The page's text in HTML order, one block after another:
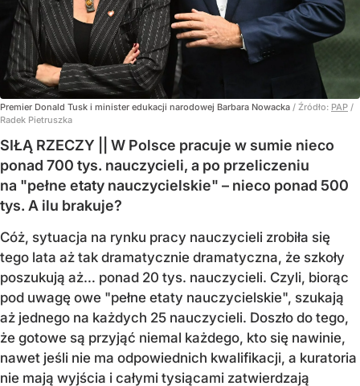
Premier Donald Tusk i minister edukacji narodowej Barbara Nowacka / Źródło: PAP /
Radek Pietruszka
SIŁĄ RZECZY || W Polsce pracuje w sumie nieco
ponad 700 tys. nauczycieli, a po przeliczeniu
na "pełne etaty nauczycielskie" – nieco ponad 500
tys. A ilu brakuje?
Cóż, sytuacja na rynku pracy nauczycieli zrobiła się
tego lata aż tak dramatycznie dramatyczna, że szkoły
poszukują aż… ponad 20 tys. nauczycieli. Czyli, biorąc
pod uwagę owe "pełne etaty nauczycielskie", szukają
aż jednego na każdych 25 nauczycieli. Doszło do tego,
że gotowe są przyjąć niemal każdego, kto się nawinie,
nawet jeśli nie ma odpowiednich kwalifikacji, a kuratoria
nie mają wyjścia i całymi tysiącami zatwierdzają